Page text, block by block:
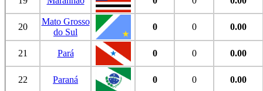
20
Mato Grosso
do Sul
0 0 0.00
21 Pará 0 0 0.00
22 Paraná 0 0 0.00